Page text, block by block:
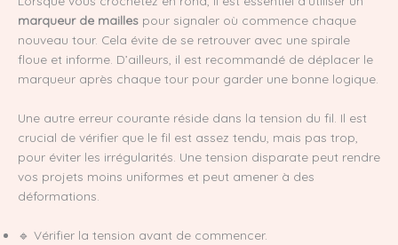
marqueur de mailles pour signaler où commence chaque
nouveau tour. Cela évite de se retrouver avec une spirale
floue et informe. D’ailleurs, il est recommandé de déplacer le
marqueur après chaque tour pour garder une bonne logique.
Une autre erreur courante réside dans la tension du fil. Il est
crucial de vérifier que le fil est assez tendu, mais pas trop,
pour éviter les irrégularités. Une tension disparate peut rendre
vos projets moins uniformes et peut amener à des
déformations.
🔹 Vérifier la tension avant de commencer.